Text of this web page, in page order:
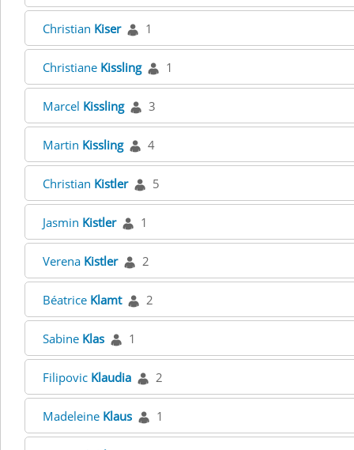
Christian Kiser 1
Christiane Kissling 1
Marcel Kissling 3
Martin Kissling 4
Christian Kistler 5
Jasmin Kistler 1
Verena Kistler 2
Béatrice Klamt 2
Sabine Klas 1
Filipovic Klaudia 2
Madeleine Klaus 1